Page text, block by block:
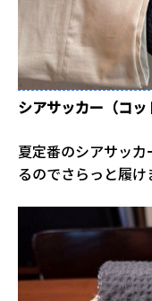
シアサッカー（コッ
夏定番のシアサッ
るのでさらっと履け